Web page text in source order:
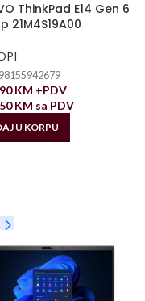
ThinkPad E14 Gen 6
21M4S19A00
KM +PDV
KM sa PDV
U KORPU